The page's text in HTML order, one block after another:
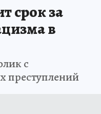
срок за
в
с
преступлений